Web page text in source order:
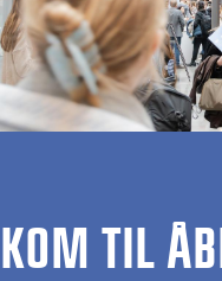
KOM TIL